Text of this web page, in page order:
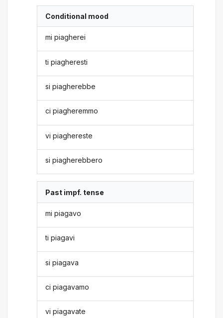
Conditional mood
mi piagherei
ti piagheresti
si piagherebbe
ci piagheremmo
vi piaghereste
si piagherebbero
Past impf. tense
mi piagavo
ti piagavi
si piagava
ci piagavamo
vi piagavate